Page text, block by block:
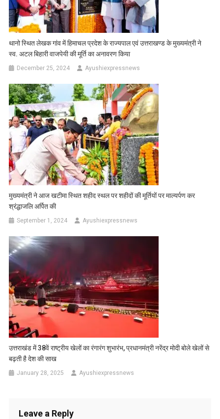
थानो स्थित लेखक गांव में हिमाचल प्रदेश के राज्यपाल एवं उत्तराखण्ड के मुख्यमंत्री ने
स्व. अटल बिहारी वाजपेयी की मूर्ति का अनावरण किया
December 25, 2024 Ayushiexpressnews
मुख्यमंत्री ने आज खटीमा स्थित शहीद स्थल पर शहीदों की मूर्तियों पर माल्यर्पण कर
श्रंद्धाजलि अर्पित की
September 1, 2024 Ayushiexpressnews
उत्तराखंड में 38वें राष्ट्रीय खेलों का रंगारंग शुभारंभ, प्रधानमंत्री नरेंद्र मोदी बोले खेलों से
बढ़ती है देश की साख
January 28, 2025 Ayushiexpressnews
Leave a Reply